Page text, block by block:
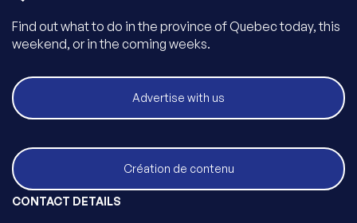
Find out what to do in the province of Quebec today, this
weekend, or in the coming weeks.
Advertise with us
Création de contenu
CONTACT DETAILS